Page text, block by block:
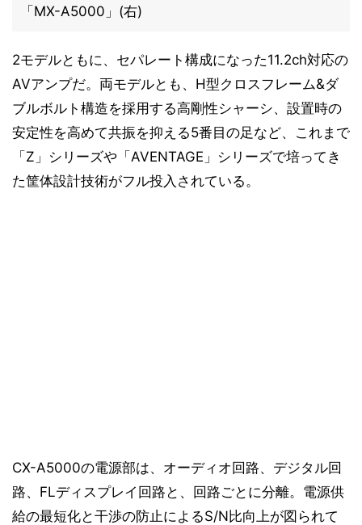
「MX-A5000」(右)
2モデルともに、セパレート構成になった11.2ch対応の
AVアンプだ。両モデルとも、H型クロスフレーム&ダ
ブルボルト構造を採用する高剛性シャーシ、設置時の
安定性を高めて共振を抑える5番目の足など、これまで
「Z」シリーズや「AVENTAGE」シリーズで培ってき
た筐体設計技術がフル投入されている。
CX-A5000の電源部は、オーディオ回路、デジタル回
路、FLディスプレイ回路と、回路ごとに分離。電源供
給の最短化と干渉の防止によるS/N比向上が図られて